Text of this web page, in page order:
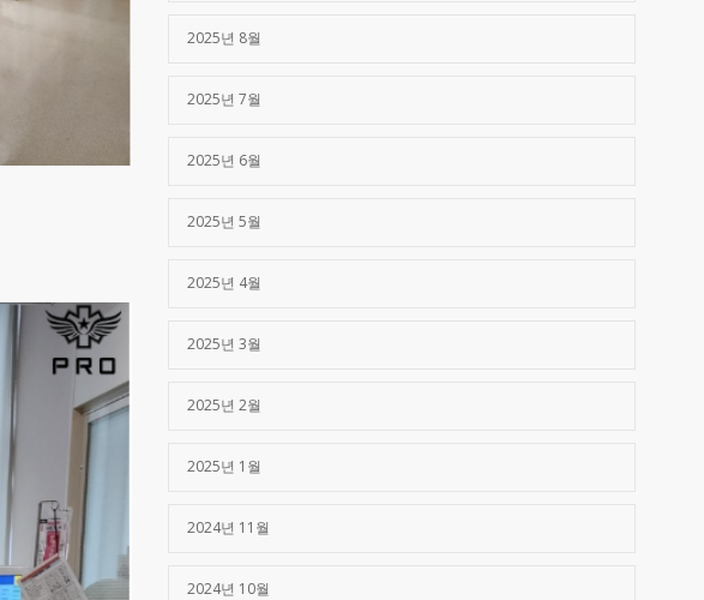
2025년 8월
2025년 7월
2025년 6월
2025년 5월
2025년 4월
2025년 3월
2025년 2월
2025년 1월
2024년 11월
2024년 10월